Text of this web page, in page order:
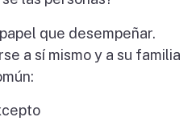
que desempeñar.
a sí mismo y a su familia